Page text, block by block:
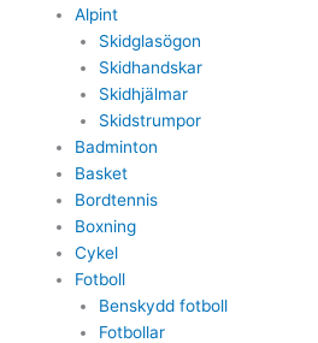
Alpint
Skidglasögon
Skidhandskar
Skidhjälmar
Skidstrumpor
Badminton
Basket
Bordtennis
Boxning
Cykel
Fotboll
Benskydd fotboll
Fotbollar